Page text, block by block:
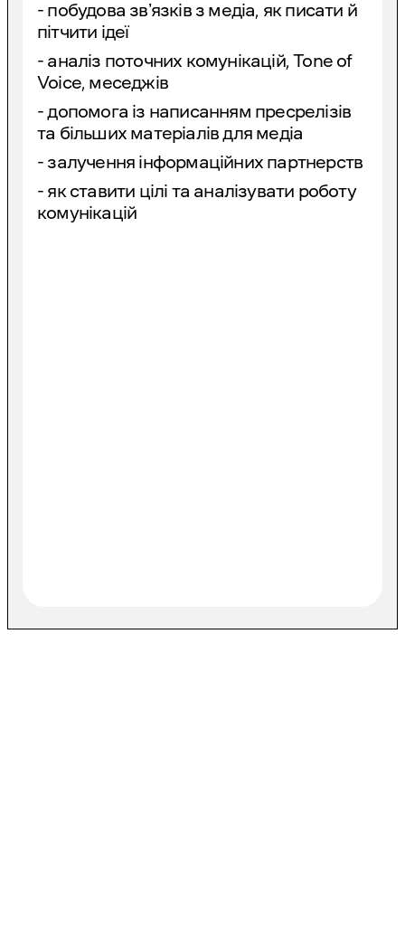
- побудова звʼязків з медіа, як писати й
пітчити ідеї
- аналіз поточних комунікацій, Tone of
Voice, меседжів
- допомога із написанням пресрелізів
та більших матеріалів для медіа
- залучення інформаційних партнерств
- як ставити цілі та аналізувати роботу
комунікацій